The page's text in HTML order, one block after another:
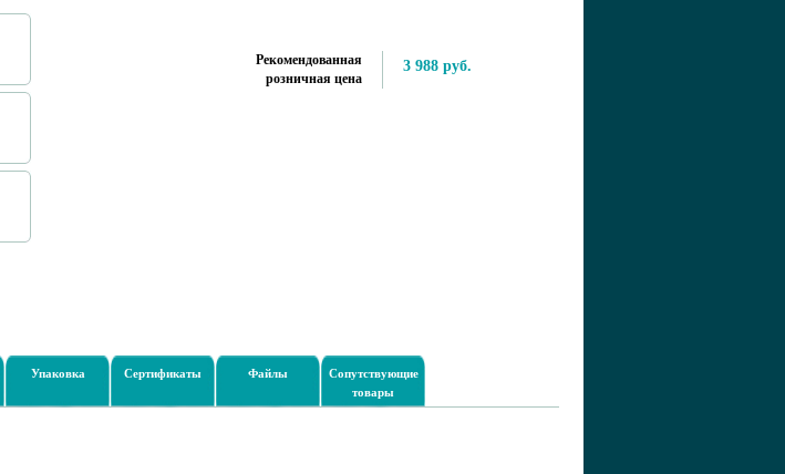
Рекомендованная
розничная цена
3 988 руб.
Упаковка Сертификаты Файлы
Сопутствующие
товары